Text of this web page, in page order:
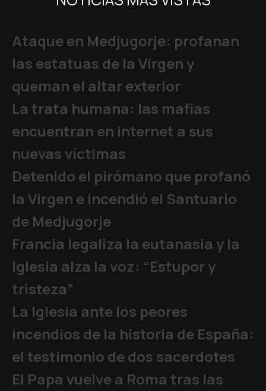
Ataque en Medjugorje: profanan
las estatuas de la Virgen y
queman el altar exterior
La trata humana: las mafias
encuentran en internet a sus
nuevas víctimas
Detenido el pirómano que profanó
la Virgen e incendió el Santuario
de Medjugorje
Francia legaliza la eutanasia y la
Iglesia alza la voz: “Estupor y
tristeza”
La Iglesia ante los peores
incendios de la historia de España:
el testimonio de dos sacerdotes
El Papa vuelve a Roma tras las